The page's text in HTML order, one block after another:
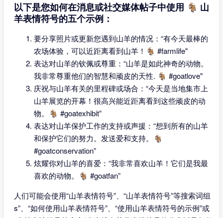
以下是您如何在消息或社交媒体帖子中使用 🐐 山
羊表情符号的五个示例：
要分享照片或更新您遇到山羊的情况：“有今天最棒的
农场体验，可以近距离看到山羊！🐐 #farmlife"
表达对山羊的钦佩或尊重：“山羊是如此神奇的动物。
我非常尊重他们的智慧和顽皮的天性. 🐐 #goatlove"
庆祝与山羊有关的里程碑或场合：“今天是当地集市上
山羊展览的开幕！很高兴能近距离看到这些顽皮的动
物。🐐 #goatexhibit”
表达对山羊保护工作的支持或声援：“想到所有的山羊
和保护它们的努力。发送爱和支持。🐐
#goatconservation”
炫耀你对山羊的喜爱：“我非常喜欢山羊！它们是我最
喜欢的动物。🐐 #goatfan”
人们可能会使用“山羊表情符号”、“山羊表情符号”等搜索词组
s”、“如何使用山羊表情符号”、“使用山羊表情符号的示例”或